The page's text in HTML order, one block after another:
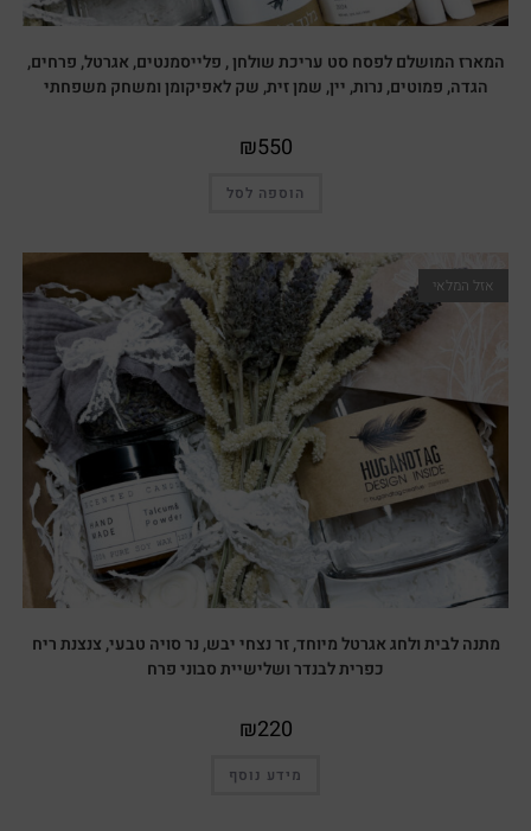
המארז המושלם לפסח סט עריכת שולחן , פלייסמנטים, אגרטל, פרחים,
הגדה, פמוטים, נרות, יין, שמן זית, שק לאפיקומן ומשחק משפחתי
₪550
הוספה לסל
אזל המלאי
מתנה לבית ולחג אגרטל מיוחד, זר נצחי יבש, נר סויה טבעי, צנצנת ריח
כפרית לבנדר ושלישיית סבוני פרח
₪220
מידע נוסף